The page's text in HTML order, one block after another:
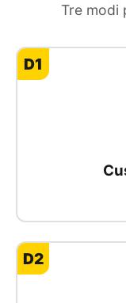
Tre modi
D1
D2